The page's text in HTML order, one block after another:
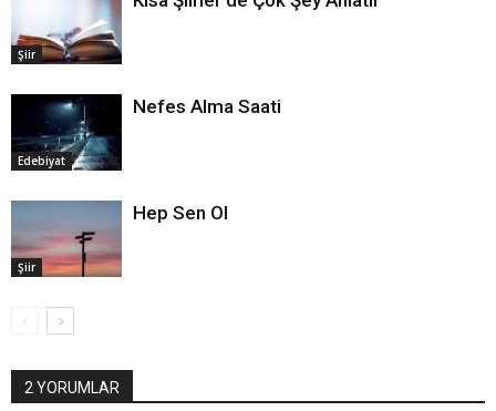
Şiir
Edebiyat
Nefes Alma Saati
Şiir
Hep Sen Ol
2 YORUMLAR